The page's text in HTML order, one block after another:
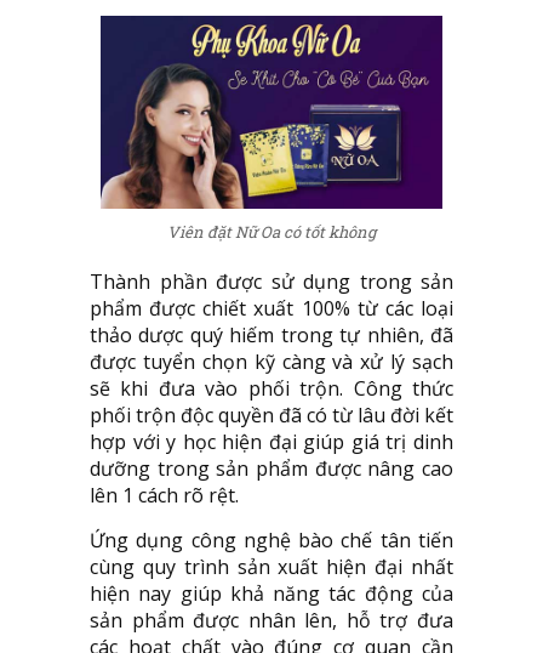
Viên đặt Nữ Oa có tốt không
Thành phần được sử dụng trong sản
phẩm được chiết xuất 100% từ các loại
thảo dược quý hiếm trong tự nhiên, đã
được tuyển chọn kỹ càng và xử lý sạch
sẽ khi đưa vào phối trộn. Công thức
phối trộn độc quyền đã có từ lâu đời kết
hợp với y học hiện đại giúp giá trị dinh
dưỡng trong sản phẩm được nâng cao
lên 1 cách rõ rệt.
Ứng dụng công nghệ bào chế tân tiến
cùng quy trình sản xuất hiện đại nhất
hiện nay giúp khả năng tác động của
sản phẩm được nhân lên, hỗ trợ đưa
các hoạt chất vào đúng cơ quan cần